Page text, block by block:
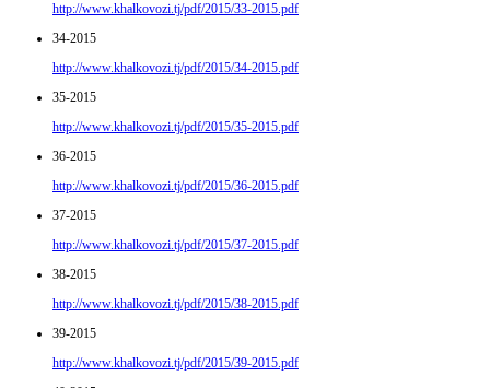
http://www.khalkovozi.tj/pdf/2015/33-2015.pdf
34-2015
http://www.khalkovozi.tj/pdf/2015/34-2015.pdf
35-2015
http://www.khalkovozi.tj/pdf/2015/35-2015.pdf
36-2015
http://www.khalkovozi.tj/pdf/2015/36-2015.pdf
37-2015
http://www.khalkovozi.tj/pdf/2015/37-2015.pdf
38-2015
http://www.khalkovozi.tj/pdf/2015/38-2015.pdf
39-2015
http://www.khalkovozi.tj/pdf/2015/39-2015.pdf